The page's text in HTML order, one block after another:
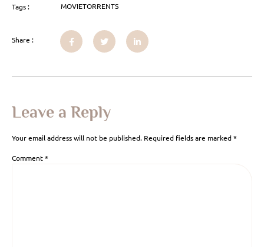
Tags : MOVIETORRENTS
Share :
Leave a Reply
Your email address will not be published. Required fields are marked*
Comment*